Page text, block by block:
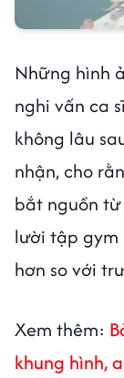
Những hình
nghi vấn ca
không lâu
nhận, cho
bắt nguồn
lười tập gym
hơn so với
Xem thêm:
khung hình,